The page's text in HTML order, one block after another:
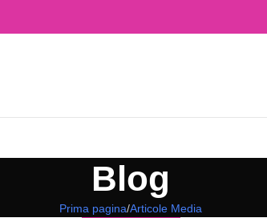
Blog
Prima pagina Articole Media